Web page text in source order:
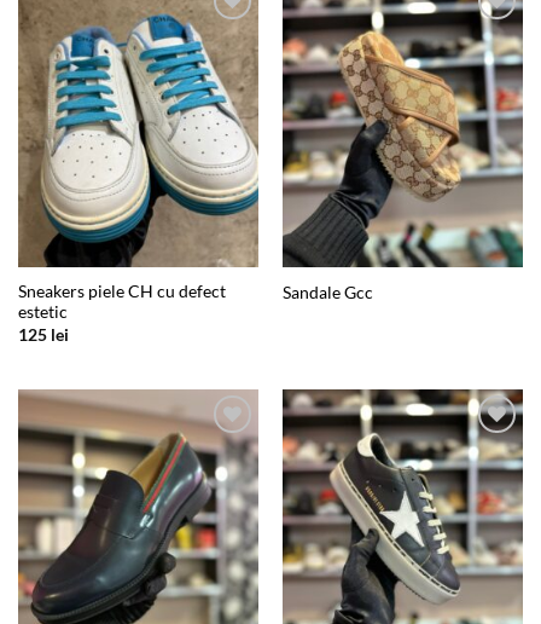
Add to
wishlist
Sneakers piele CH cu defect
estetic
125 lei
Add to
wishlist
Sandale Gcc
Add to
wishlist
Add to
wishlist